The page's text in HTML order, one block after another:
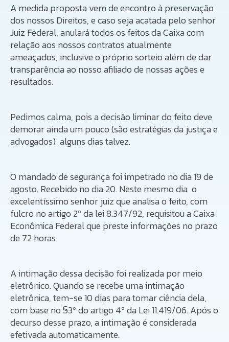
A medida proposta vem de encontro à preservação
dos nossos Direitos, e caso seja acatada pelo senhor
Juiz Federal, anulará todos os feitos da Caixa com
relação aos nossos contratos atualmente
ameaçados, inclusive o próprio sorteio além de dar
transparência ao nosso afiliado de nossas ações e
resultados.
Pedimos calma, pois a decisão liminar do feito deve
demorar ainda um pouco (são estratégias da justiça e
advogados) alguns dias talvez.
O mandado de segurança foi impetrado no dia 19 de
agosto. Recebido no dia 20. Neste mesmo dia o
excelentíssimo senhor juiz que analisa o feito, com
fulcro no artigo 2º da lei 8.347/92, requisitou a Caixa
Econômica Federal que preste informações no prazo
de 72 horas.
A intimação dessa decisão foi realizada por meio
eletrônico. Quando se recebe uma intimação
eletrônica, tem-se 10 dias para tomar ciência dela,
com base no §3º do artigo 4º da Lei 11.419/06. Após o
decurso desse prazo, a intimação é considerada
efetivada automaticamente.